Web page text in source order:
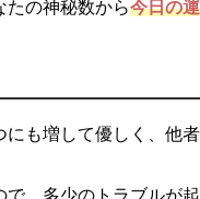
たの神秘数から今日の
にも増して優しく、他